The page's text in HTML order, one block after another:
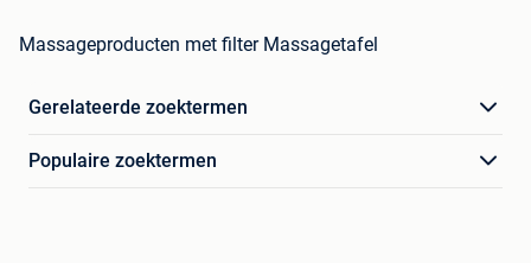
Massageproducten met filter Massagetafel
Gerelateerde zoektermen
Populaire zoektermen